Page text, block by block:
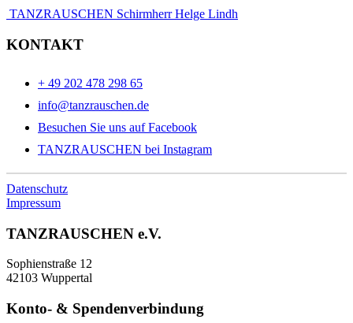
TANZRAUSCHEN Schirmherr Helge Lindh
KONTAKT
+ 49 202 478 298 65
info@tanzrauschen.de
Besuchen Sie uns auf Facebook
TANZRAUSCHEN bei Instagram
Datenschutz
Impressum
TANZRAUSCHEN e.V.
Sophienstraße 12
42103 Wuppertal
Konto- & Spendenverbindung